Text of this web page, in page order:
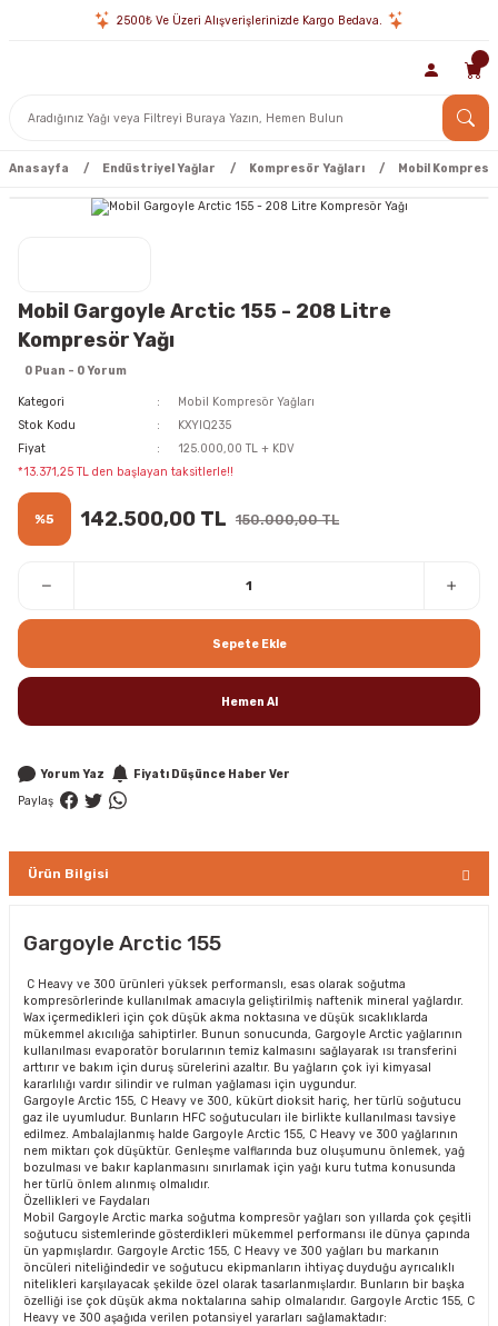
2500₺ Ve Üzeri Alışverişlerinizde Kargo Bedava.
Anasayfa Endüstriyel Yağlar Kompresör Yağları Mobil
Mobil Gargoyle Arctic 155 - 208 Litre
Kompresör Yağı
0 Puan - 0 Yorum
Kategori
Mobil Kompresör Yağları
Stok Kodu
KXYIQ235
Fiyat
125.000,00 TL + KDV
*13.371,25 TL den başlayan taksitlerle!!
%5 142.500,00 TL 150.000,00 TL
Sepete Ekle
Hemen Al
Yorum Yaz
Fiyatı Düşünce Haber Ver
Paylaş
Ürün Bilgisi
Gargoyle Arctic 155
C Heavy ve 300 ürünleri yüksek performanslı, esas olarak soğutma
kompresörlerinde kullanılmak amacıyla geliştirilmiş naftenik mineral yağlardır.
Wax içermedikleri için çok düşük akma noktasına ve düşük sıcaklıklarda
mükemmel akıcılığa sahiptirler. Bunun sonucunda, Gargoyle Arctic yağlarının
kullanılması evaporatör borularının temiz kalmasını sağlayarak ısı transferini
arttırır ve bakım için duruş sürelerini azaltır. Bu yağların çok iyi kimyasal
kararlılığı vardır silindir ve rulman yağlaması için uygundur.
Gargoyle Arctic 155, C Heavy ve 300, kükürt dioksit hariç, her türlü soğutucu
gaz ile uyumludur. Bunların HFC soğutucuları ile birlikte kullanılması tavsiye
edilmez. Ambalajlanmış halde Gargoyle Arctic 155, C Heavy ve 300 yağlarının
nem miktarı çok düşüktür. Genleşme valflarında buz oluşumunu önlemek, yağ
bozulması ve bakır kaplanmasını sınırlamak için yağı kuru tutma konusunda
her türlü önlem alınmış olmalıdır.
Özellikleri ve Faydaları
Mobil Gargoyle Arctic marka soğutma kompresör yağları son yıllarda çok çeşitli
soğutucu sistemlerinde gösterdikleri mükemmel performansı ile dünya çapında
ün yapmışlardır. Gargoyle Arctic 155, C Heavy ve 300 yağları bu markanın
öncüleri niteliğindedir ve soğutucu ekipmanların ihtiyaç duyduğu ayrıcalıklı
nitelikleri karşılayacak şekilde özel olarak tasarlanmışlardır. Bunların bir başka
özelliği ise çok düşük akma noktalarına sahip olmalarıdır. Gargoyle Arctic 155, C
Heavy ve 300 aşağıda verilen potansiyel yararları sağlamaktadır: